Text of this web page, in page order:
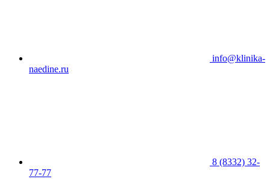
info@klinika-
naedine.ru
8 (8332) 32-
77-77